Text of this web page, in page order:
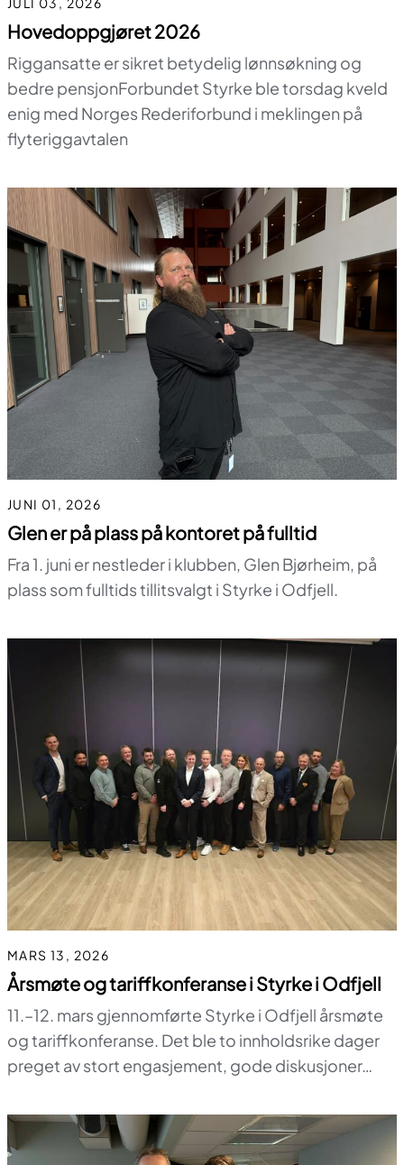
Hovedoppgjøret 2026
Riggansatte er sikret betydelig lønnsøkning og
bedre pensjonForbundet Styrke ble torsdag kveld
enig med Norges Rederiforbund i meklingen på
flyteriggavtalen
JUNI 01, 2026
Glen er på plass på kontoret på fulltid
Fra 1. juni er nestleder i klubben, Glen Bjørheim, på
plass som fulltids tillitsvalgt i Styrke i Odfjell.
MARS 13, 2026
Årsmøte og tariffkonferanse i Styrke i Odfjell
11.–12. mars gjennomførte Styrke i Odfjell årsmøte
og tariffkonferanse. Det ble to innholdsrike dager
preget av stort engasjement, gode diskusjoner…